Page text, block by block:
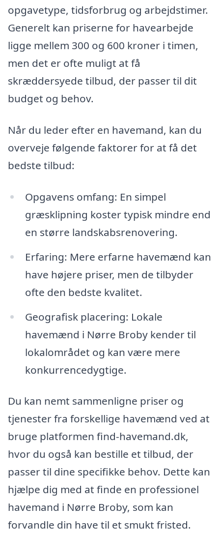
opgavetype, tidsforbrug og arbejdstimer.
Generelt kan priserne for havearbejde
ligge mellem 300 og 600 kroner i timen,
men det er ofte muligt at få
skræddersyede tilbud, der passer til dit
budget og behov.
Når du leder efter en havemand, kan du
overveje følgende faktorer for at få det
bedste tilbud:
Opgavens omfang: En simpel
græsklipning koster typisk mindre end
en større landskabsrenovering.
Erfaring: Mere erfarne havemænd kan
have højere priser, men de tilbyder
ofte den bedste kvalitet.
Geografisk placering: Lokale
havemænd i Nørre Broby kender til
lokalområdet og kan være mere
konkurrencedygtige.
Du kan nemt sammenligne priser og
tjenester fra forskellige havemænd ved at
bruge platformen find-havemand.dk,
hvor du også kan bestille et tilbud, der
passer til dine specifikke behov. Dette kan
hjælpe dig med at finde en professionel
havemand i Nørre Broby, som kan
forvandle din have til et smukt fristed.